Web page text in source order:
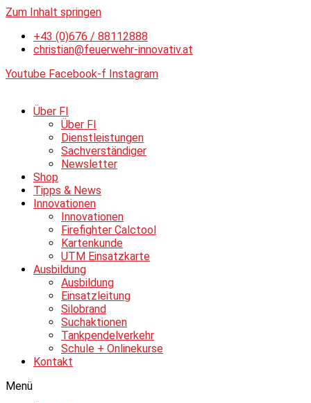
Zum Inhalt springen
+43 (0)676 / 88112888
christian@feuerwehr-innovativ.at
Youtube Facebook-f Instagram
Über FI
Über FI
Dienstleistungen
Sachverständiger
Newsletter
Shop
Tipps & News
Innovationen
Innovationen
Firefighter Calctool
Kartenkunde
UTM Einsatzkarte
Ausbildung
Ausbildung
Einsatzleitung
Silobrand
Suchaktionen
Tankpendelverkehr
Schule + Onlinekurse
Kontakt
Menü